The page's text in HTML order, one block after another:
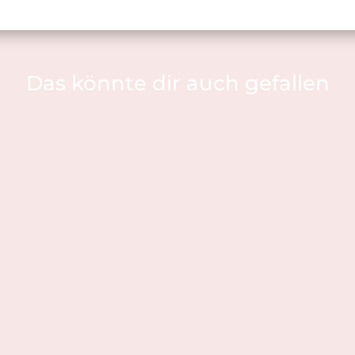
Das könnte dir auch gefallen